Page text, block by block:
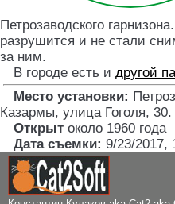
Петрозаводского
разрушится и не стали
за ним.
В городе есть и другой
Место установки:
Казармы, улица Гоголя, 30.
Открыт около 1960 года
Дата съемки: 9/23/2017,